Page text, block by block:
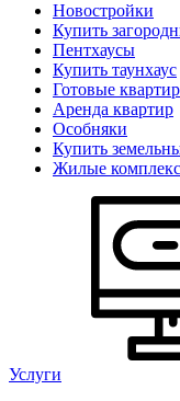
Новостройки
Купить
Пентхаусы
Купить таунхаус
Готовые
Аренда квартир
Особняки
Купить
Жилые
Услуги